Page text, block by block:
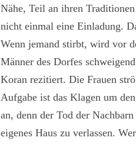
Nähe, Teil an ihren
nicht einmal eine Einladung.
Wenn jemand stirbt, wird vor
Männer des Dorfes
Koran rezitiert. Die Frauen
Aufgabe ist das Klagen um
an, denn der Tod der
eigenes Haus zu verlassen.